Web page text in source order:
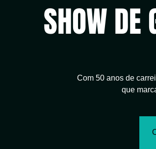
SHOW DE
Com 50 anos de
que